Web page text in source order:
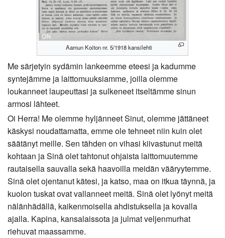
Aamun Koiton nr. 5/1918 kansilehti
Me särjetyin sydämin lankeemme eteesi ja kadumme
syntejämme ja laittomuuksiamme, joilla olemme
loukanneet laupeuttasi ja sulkeneet itseltämme sinun
armosi lähteet.
Oi Herra! Me olemme hyljänneet Sinut, olemme jättäneet
käskysi noudattamatta, emme ole tehneet niin kuin olet
säätänyt meille. Sen tähden on vihasi kiivastunut meitä
kohtaan ja Sinä olet tahtonut ohjaista laittomuutemme
rautaisella sauvalla sekä haavoilla meidän vääryytemme.
Sinä olet ojentanut kätesi, ja katso, maa on itkua täynnä, ja
kuolon tuskat ovat vallanneet meitä. Sinä olet lyönyt meitä
nälänhädällä, kaikenmoisella ahdistuksella ja kovalla
ajalla. Kapina, kansalaissota ja julmat veljenmurhat
riehuvat maassamme.